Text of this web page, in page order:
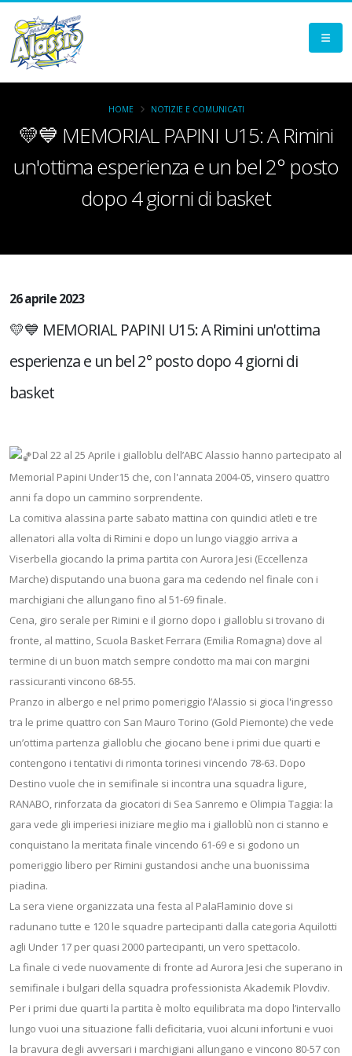
💛💙 MEMORIAL PAPINI U15: A Rimini
un'ottima esperienza e un bel 2° posto
dopo 4 giorni di basket
HOME NOTIZIE E COMUNICATI
26 aprile 2023
💛💙 MEMORIAL PAPINI U15: A Rimini un'ottima
esperienza e un bel 2° posto dopo 4 giorni di
basket
Dal 22 al 25 Aprile i gialloblu dell’ABC Alassio hanno partecipato al
Memorial Papini Under15 che, con l'annata 2004-05, vinsero quattro
anni fa dopo un cammino sorprendente.
La comitiva alassina parte sabato mattina con quindici atleti e tre
allenatori alla volta di Rimini e dopo un lungo viaggio arriva a
Viserbella giocando la prima partita con Aurora Jesi (Eccellenza
Marche) disputando una buona gara ma cedendo nel finale con i
marchigiani che allungano fino al 51-69 finale.
Cena, giro serale per Rimini e il giorno dopo i gialloblu si trovano di
fronte, al mattino, Scuola Basket Ferrara (Emilia Romagna) dove al
termine di un buon match sempre condotto ma mai con margini
rassicuranti vincono 68-55.
Pranzo in albergo e nel primo pomeriggio l’Alassio si gioca l'ingresso
tra le prime quattro con San Mauro Torino (Gold Piemonte) che vede
un’ottima partenza gialloblu che giocano bene i primi due quarti e
contengono i tentativi di rimonta torinesi vincendo 78-63. Dopo
Destino vuole che in semifinale si incontra una squadra ligure,
RANABO, rinforzata da giocatori di Sea Sanremo e Olimpia Taggia: la
gara vede gli imperiesi iniziare meglio ma i gialloblù non ci stanno e
conquistano la meritata finale vincendo 61-69 e si godono un
pomeriggio libero per Rimini gustandosi anche una buonissima
piadina.
La sera viene organizzata una festa al PalaFlaminio dove si
radunano tutte e 120 le squadre partecipanti dalla categoria Aquilotti
agli Under 17 per quasi 2000 partecipanti, un vero spettacolo.
La finale ci vede nuovamente di fronte ad Aurora Jesi che superano in
semifinale i bulgari della squadra professionista Akademik Plovdiv.
Per i primi due quarti la partita è molto equilibrata ma dopo l’intervallo
lungo vuoi una situazione falli deficitaria, vuoi alcuni infortuni e vuoi
la bravura degli avversari i marchigiani allungano e vincono 80-57 con